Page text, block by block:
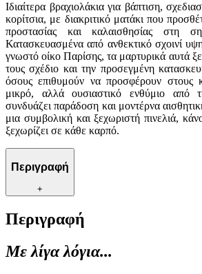
Ιδιαίτερα βραχιολάκια για βάπτιση,
κορίτσια, με διακριτικό ματάκι που
προστασίας και καλαισθησίας στη
Κατασκευασμένα από ανθεκτικό σχοινί
γνωστό οίκο Παρίσης, τα μαρτυρικά αυτά
τους σχέδιο και την προσεγμένη
όσους επιθυμούν να προσφέρουν στους
μικρό, αλλά ουσιαστικό ενθύμιο από
συνδυάζει παράδοση και μοντέρνα
μια συμβολική και ξεχωριστή πινελιά,
ξεχωρίζει σε κάθε καρπό.
Περιγραφή
+
Περιγραφή
Με λίγα λόγια...